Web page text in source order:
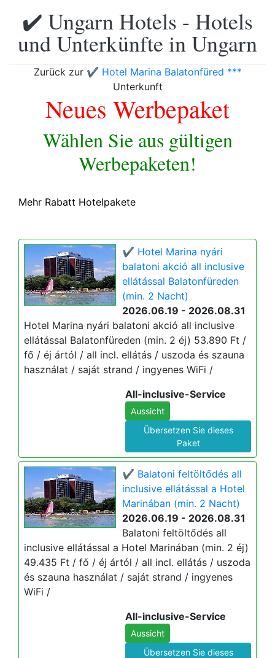
✔️ Ungarn Hotels - Hotels
und Unterkünfte in Ungarn
Zurück zur ✔️ Hotel Marina Balatonfüred ***
Unterkunft
Neues Werbepaket
Wählen Sie aus gültigen
Werbepaketen!
Mehr Rabatt Hotelpakete
✔️ Hotel Marina nyári
balatoni akció all inclusive
ellátással Balatonfüreden
(min. 2 Nacht)
2026.06.19 - 2026.08.31
Hotel Marina nyári balatoni akció all inclusive
ellátással Balatonfüreden (min. 2 éj) 53.890 Ft /
fő / éj ártól / all incl. ellátás / uszoda és szauna
használat / saját strand / ingyenes WiFi /
All-inclusive-Service
Aussicht
Übersetzen Sie dieses
Paket
✔️ Balatoni feltöltődés all
inclusive ellátással a Hotel
Marinában (min. 2 Nacht)
2026.06.19 - 2026.08.31
Balatoni feltöltődés all
inclusive ellátással a Hotel Marinában (min. 2 éj)
49.435 Ft / fő / éj ártól / all incl. ellátás / uszoda
és szauna használat / saját strand / ingyenes
WiFi /
All-inclusive-Service
Aussicht
Übersetzen Sie dieses